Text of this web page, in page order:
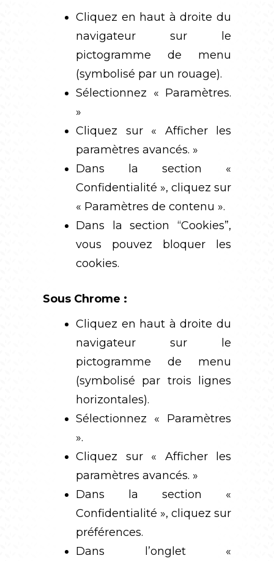
Cliquez en haut à droite du
navigateur sur le
pictogramme de menu
(symbolisé par un rouage).
Sélectionnez « Paramètres.
»
Cliquez sur « Afficher les
paramètres avancés. »
Dans la section «
Confidentialité », cliquez sur
« Paramètres de contenu ».
Dans la section “Cookies”,
vous pouvez bloquer les
cookies.
Sous Chrome :
Cliquez en haut à droite du
navigateur sur le
pictogramme de menu
(symbolisé par trois lignes
horizontales).
Sélectionnez « Paramètres
».
Cliquez sur « Afficher les
paramètres avancés. »
Dans la section «
Confidentialité », cliquez sur
préférences.
Dans l’onglet «